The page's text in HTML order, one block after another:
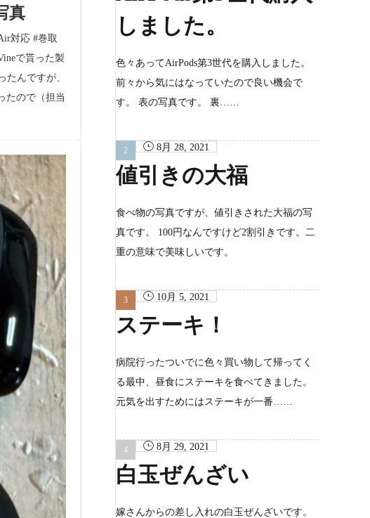
真
対応 #巻取
で貰った製
んですが、
たので（担当
しました。
色々あってAirPods第3世代を購入しました。
前々から気にはなっていたので良い機会で
す。 表の写真です。 裏……
8月 28, 2021
値引きの大福
食べ物の写真ですが、値引きされた大福の写
真です。 100円なんですけど2割引きです。二
重の意味で美味しいです。
10月 5, 2021
ステーキ！
病院行ったついでに色々買い物して帰ってく
る最中、昼食にステーキを食べてきました。
元気を出すためにはステーキが一番……
8月 29, 2021
白玉ぜんざい
嫁さんからの差し入れの白玉ぜんざいです。